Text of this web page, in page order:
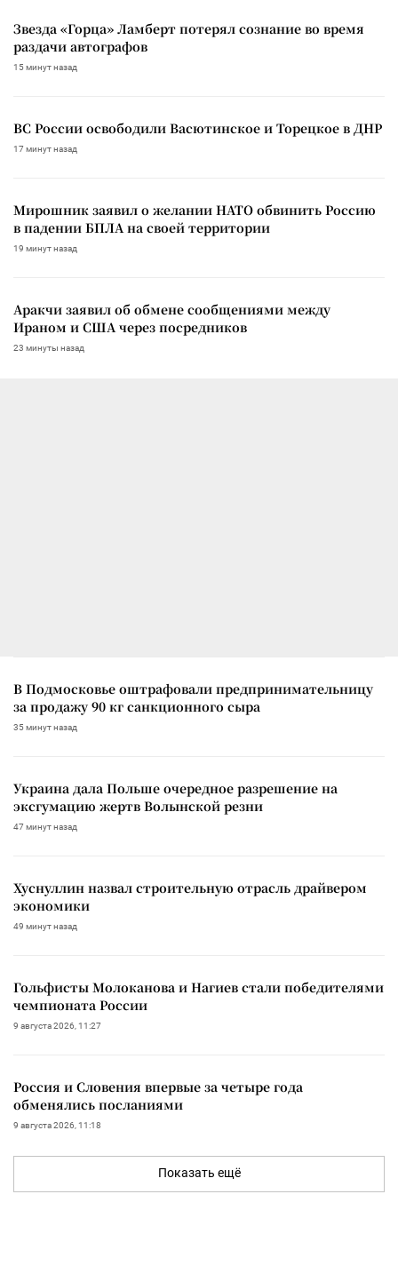
Звезда «Горца» Ламберт потерял сознание во время
раздачи автографов
15 минут назад
ВС России освободили Васютинское и Торецкое в ДНР
17 минут назад
Мирошник заявил о желании НАТО обвинить Россию
в падении БПЛА на своей территории
19 минут назад
Аракчи заявил об обмене сообщениями между
Ираном и США через посредников
23 минуты назад
В Подмосковье оштрафовали предпринимательницу
за продажу 90 кг санкционного сыра
35 минут назад
Украина дала Польше очередное разрешение на
эксгумацию жертв Волынской резни
47 минут назад
Хуснуллин назвал строительную отрасль драйвером
экономики
49 минут назад
Гольфисты Молоканова и Нагиев стали победителями
чемпионата России
9 августа 2026, 11:27
Россия и Словения впервые за четыре года
обменялись посланиями
9 августа 2026, 11:18
Показать ещё